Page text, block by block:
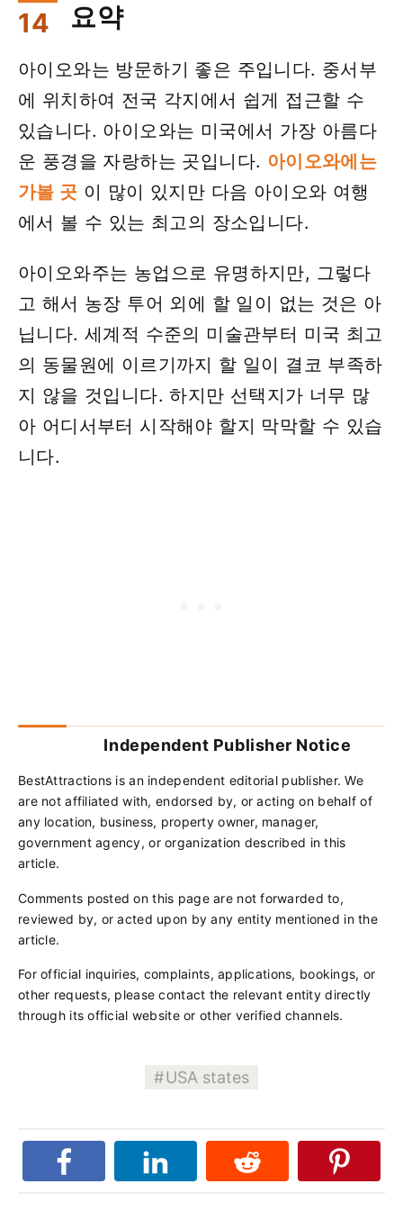
요약
아이오와는 방문하기 좋은 주입니다. 중서부
에 위치하여 전국 각지에서 쉽게 접근할 수
있습니다. 아이오와는 미국에서 가장 아름다
운 풍경을 자랑하는 곳입니다. 아이오와에는
가볼 곳 이 많이 있지만 다음 아이오와 여행
에서 볼 수 있는 최고의 장소입니다.
아이오와주는 농업으로 유명하지만, 그렇다
고 해서 농장 투어 외에 할 일이 없는 것은 아
닙니다. 세계적 수준의 미술관부터 미국 최고
의 동물원에 이르기까지 할 일이 결코 부족하
지 않을 것입니다. 하지만 선택지가 너무 많
아 어디서부터 시작해야 할지 막막할 수 있습
니다.
Independent Publisher Notice
BestAttractions is an independent editorial publisher. We
are not affiliated with, endorsed by, or acting on behalf of
any location, business, property owner, manager,
government agency, or organization described in this
article.
Comments posted on this page are not forwarded to,
reviewed by, or acted upon by any entity mentioned in the
article.
For official inquiries, complaints, applications, bookings, or
other requests, please contact the relevant entity directly
through its official website or other verified channels.
USA states